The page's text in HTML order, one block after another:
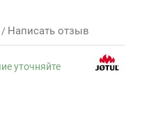
/ Написать отзыв
уточняйте